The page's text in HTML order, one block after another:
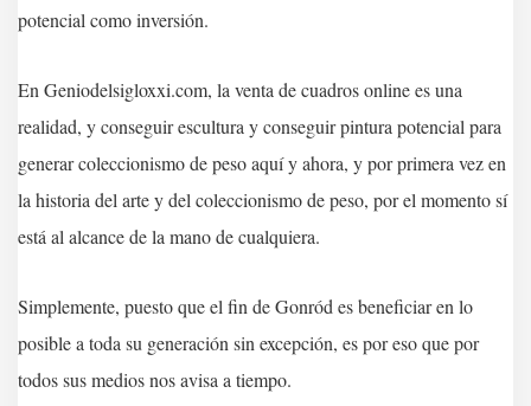
potencial como inversión.
En Geniodelsigloxxi.com, la venta de cuadros online es una
realidad, y conseguir escultura y conseguir pintura potencial para
generar coleccionismo de peso aquí y ahora, y por primera vez en
la historia del arte y del coleccionismo de peso, por el momento sí
está al alcance de la mano de cualquiera.
Simplemente, puesto que el fin de Gonród es beneficiar en lo
posible a toda su generación sin excepción, es por eso que por
todos sus medios nos avisa a tiempo.